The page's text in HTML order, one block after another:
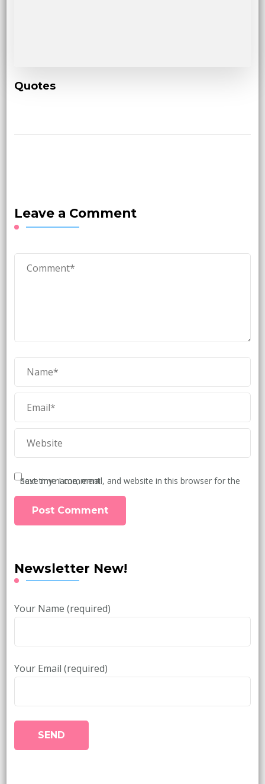
Quotes
Leave a Comment
Save my name, email, and website in this browser for the next time I comment.
Newsletter New!
Your Name (required)
Your Email (required)